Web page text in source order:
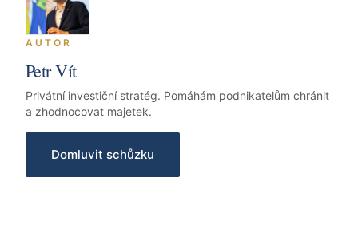
AUTOR
Petr Vít
Privátní investiční stratég. Pomáhám podnikatelům chránit
a zhodnocovat majetek.
Domluvit schůzku